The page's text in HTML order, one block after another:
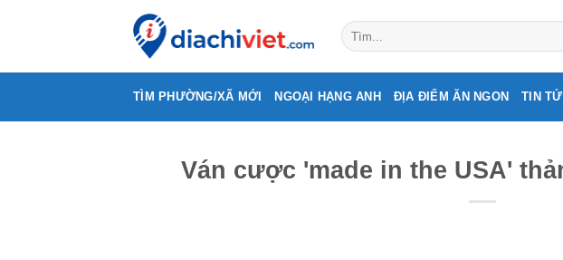
TÌM PHƯỜNG/XÃ MỚI NGOẠI HẠNG ANH ĐỊA ĐIỂM ĂN NGON TIN
Ván cược 'made in the USA'